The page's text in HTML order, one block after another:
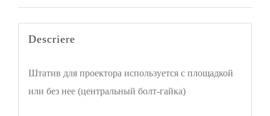
Descriere
Штатив для проектора используется с площадкой
или без нее (центральный болт-гайка)